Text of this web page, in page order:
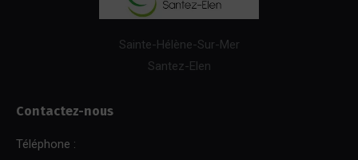
Sainte-Hélène-Sur-Mer
Santez-Elen
Contactez-nous
Téléphone :